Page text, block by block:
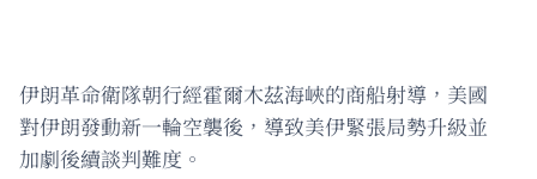
伊朗革命衛隊朝行經霍爾木茲海峽的商船射導，美國
對伊朗發動新一輪空襲後，導致美伊緊張局勢升級並
加劇後續談判難度。